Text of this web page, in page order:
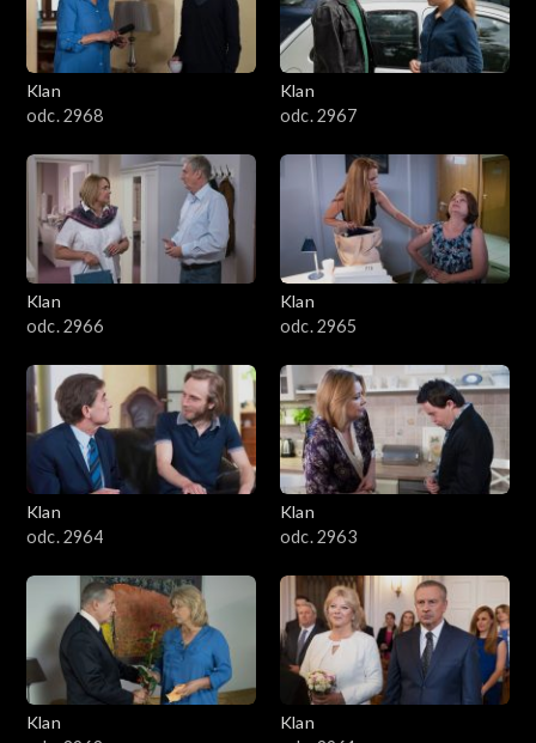
Klan
odc. 2968
Klan
odc. 2967
Klan
odc. 2966
Klan
odc. 2965
Klan
odc. 2964
Klan
odc. 2963
Klan
Klan